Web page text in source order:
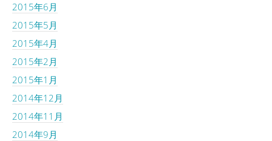
2015年6月
2015年5月
2015年4月
2015年2月
2015年1月
2014年12月
2014年11月
2014年9月